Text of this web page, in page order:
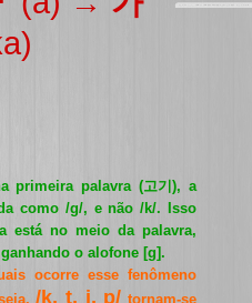
primeira palavra (고기), a
como /g/, e não /k/. Isso
está no meio da palavra,
o alofone [g].
ocorre esse fenômeno
/k, t, j, p/ tornam-se